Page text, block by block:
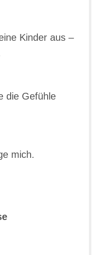
Kinder aus –
die Gefühle
mich.